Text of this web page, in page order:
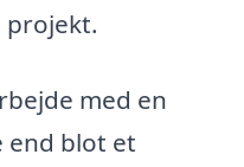
projekt.
med en
end blot et